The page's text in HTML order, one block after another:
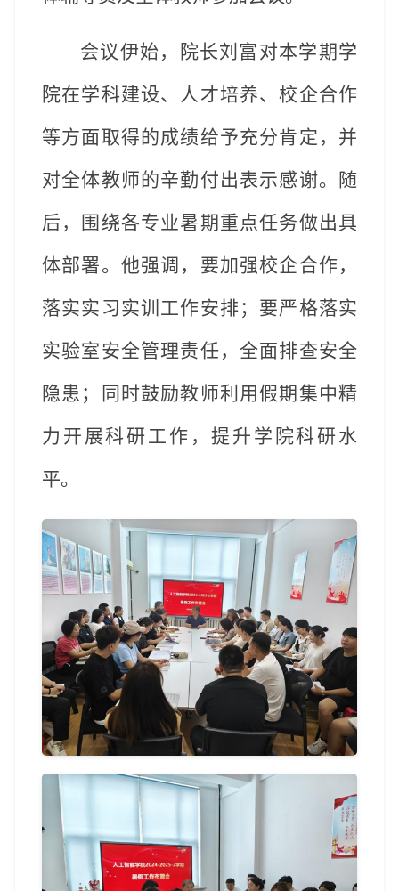
会议伊始，院长刘富对本学期学
院在学科建设、人才培养、校企合作
等方面取得的成绩给予充分肯定，并
对全体教师的辛勤付出表示感谢。随
后，围绕各专业暑期重点任务做出具
体部署。他强调，要加强校企合作，
落实实习实训 工作安排；要严格落实
实验室安全管理责任，全面排查安全
隐患；同时鼓励教师利用假期集中精
力开展科研工作，提升学院科研水
平。